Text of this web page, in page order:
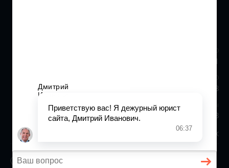
Москва и МО
+7 (499) 938-86-71
Санкт-Петербург и ЛО
+7 (812) 467-34-68
8 800 350 24 63
Заявки принимаются круглосуточно, без выходных
ГЖИ Москвы